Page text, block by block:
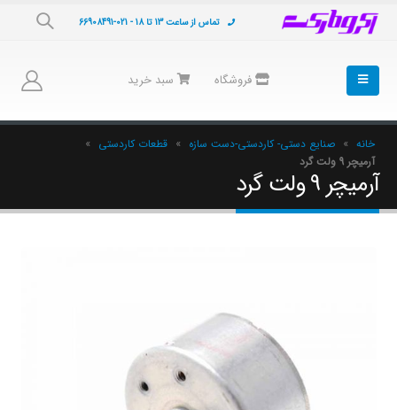
تماس از ساعت 13 تا 18 - 021-66908491
فروشگاه سبد خرید
خانه » صنایع دستی- کاردستی-دست سازه » قطعات کاردستی »
آرمیچر 9 ولت گرد
آرمیچر 9 ولت گرد